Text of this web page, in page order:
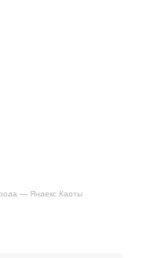
— Яндекс Карты